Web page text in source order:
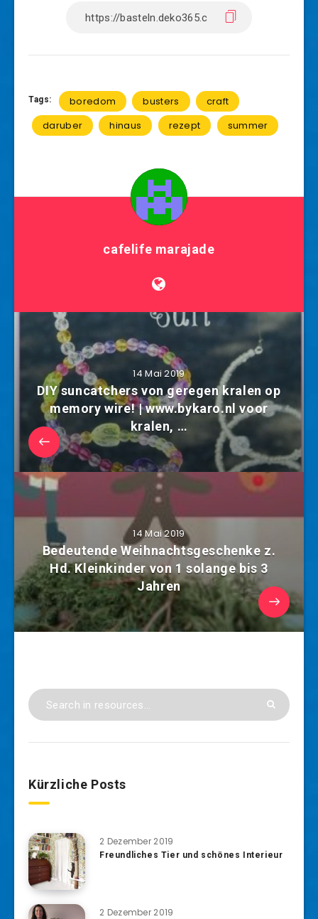
Tags: boredom busters
craft
daruber
hinaus rezept summer
cafelife marajade
14 Mai 2019
DIY suncatchers von geregen kralen op
memory wire! | www.bykaro.nl voor
kralen, …
14 Mai 2019
Bedeutende Weihnachtsgeschenke z.
Hd. Kleinkinder von 1 solange bis 3
Jahren
Kürzliche Posts
2 Dezember 2019
Freundliches Tier und schönes Interieur
2 Dezember 2019